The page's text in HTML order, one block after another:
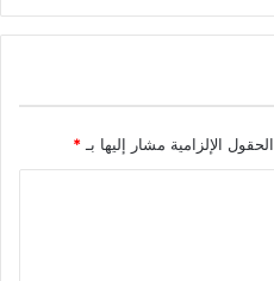
الحقول الإلزامية مشار إليها بـ *